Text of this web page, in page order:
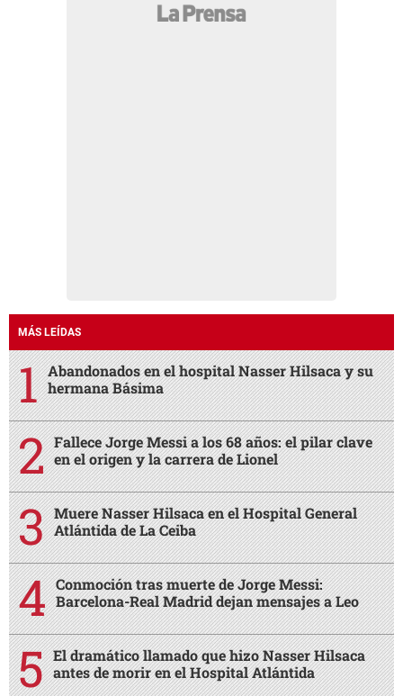
MÁS LEÍDAS
Abandonados en el hospital Nasser Hilsaca y su
hermana Básima
Fallece Jorge Messi a los 68 años: el pilar clave
en el origen y la carrera de Lionel
Muere Nasser Hilsaca en el Hospital General
Atlántida de La Ceiba
Conmoción tras muerte de Jorge Messi:
Barcelona-Real Madrid dejan mensajes a Leo
El dramático llamado que hizo Nasser Hilsaca
antes de morir en el Hospital Atlántida